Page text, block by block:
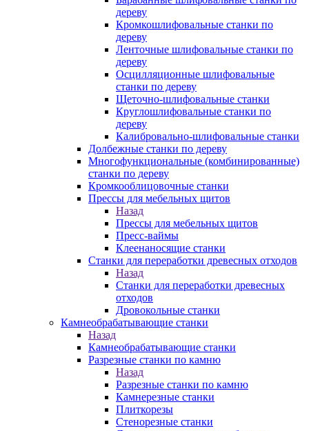
дереву
Кромкошлифовальные станки по
дереву
Ленточные шлифовальные станки по
дереву
Осцилляционные шлифовальные
станки по дереву
Щеточно-шлифовальные станки
Круглошлифовальные станки по
дереву
Калибровально-шлифовальные станки
Долбежные станки по дереву
Многофункциональные (комбинированные)
станки по дереву
Кромкооблицовочные станки
Прессы для мебельных щитов
Назад
Прессы для мебельных щитов
Пресс-ваймы
Клеенаносящие станки
Станки для переработки древесных отходов
Назад
Станки для переработки древесных
отходов
Дровокольные станки
Камнеобрабатывающие станки
Назад
Камнеобрабатывающие станки
Разрезные станки по камню
Назад
Разрезные станки по камню
Камнерезные станки
Плиткорезы
Стенорезные станки